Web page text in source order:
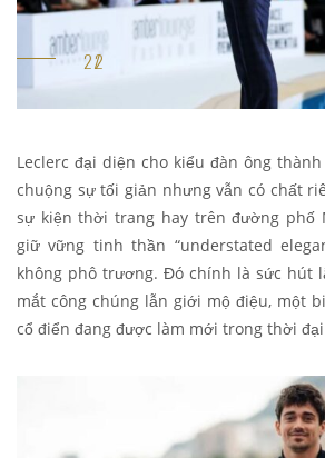
Leclerc đại diện cho kiểu đàn ông
chuộng sự tối giản nhưng vẫn có chất
sự kiện thời trang hay trên đường phố
giữ vững tinh thần “understated
không phô trương. Đó chính là sức hút
mắt công chúng lẫn giới mộ điệu, một
cổ điển đang được làm mới trong thời đại